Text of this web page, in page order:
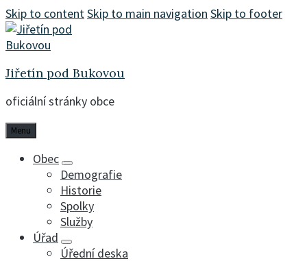
Skip to contentSkip to main navigation Skip to footer
Jiřetín pod Bukovou
oficiální stránky obce
Menu
Obec
Demografie
Historie
Spolky
Služby
Úřad
Úřední deska